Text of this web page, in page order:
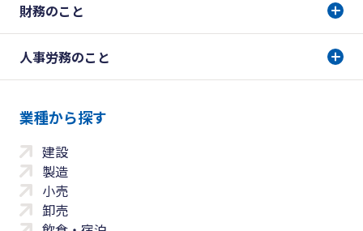
財務のこと
人事労務のこと
業種から探す
建設
製造
小売
卸売